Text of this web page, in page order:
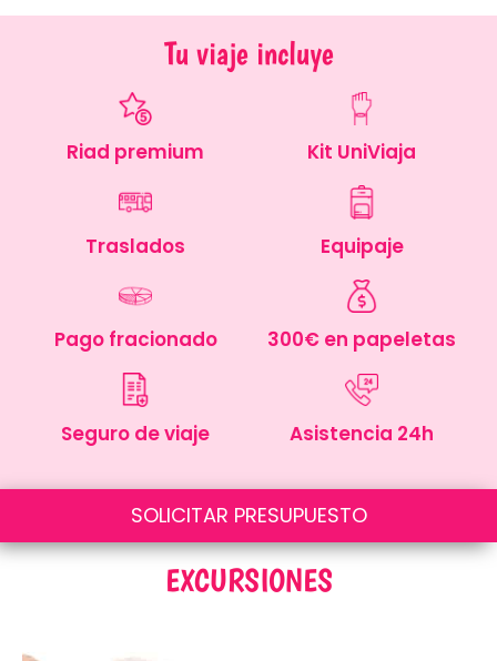
Tu viaje incluye
Riad premium Kit UniViaja​
Traslados Equipaje
Pago fracionado 300€ en papeletas
Seguro de viaje Asistencia 24h
SOLICITAR PRESUPUESTO
EXCURSIONES